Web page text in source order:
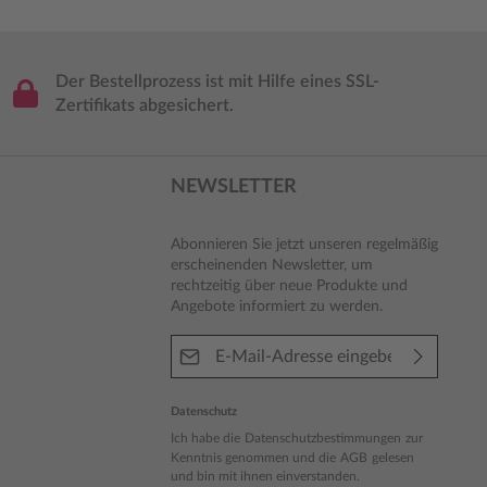
Der Bestellprozess ist mit Hilfe eines SSL-
Zertifikats abgesichert.
NEWSLETTER
Abonnieren Sie jetzt unseren regelmäßig
erscheinenden Newsletter, um
rechtzeitig über neue Produkte und
Angebote informiert zu werden.
Datenschutz
Ich habe die Datenschutzbestimmungen zur
Kenntnis genommen und die AGB gelesen
und bin mit ihnen einverstanden.